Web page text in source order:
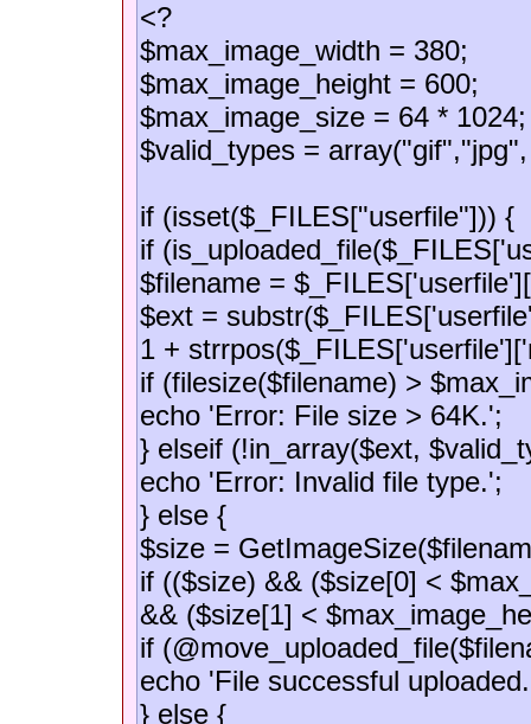
<?
$max_image_width = 380;
$max_image_height = 600;
$max_image_size = 64 * 1024;
$valid_types =
if (isset($_FILES["userfile"])) {
if
$filename =
$ext =
1 +
if (filesize($filename) >
echo 'Error: File size > 64K.';
} elseif (!in_array($ext,
echo 'Error: Invalid file type.';
} else {
$size =
if (($size) && ($size[0] <
&& ($size[1] <
if
echo 'File successful
} else {